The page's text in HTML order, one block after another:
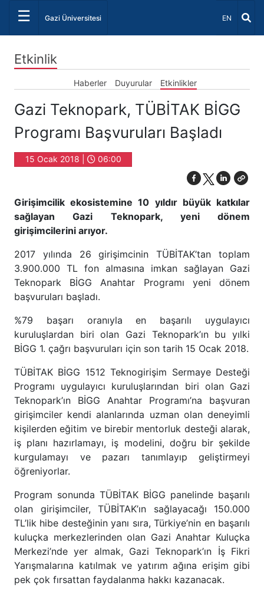
☰ Gazi Üniversitesi Dil Seçiniz
EN
Etkinlik
Haberler Duyurular Etkinlikler
Gazi Teknopark, TÜBİTAK BİGG
Programı Başvuruları Başladı
15 Ocak 2018 | 06:00
Girişimcilik ekosistemine 10 yıldır büyük katkılar
sağlayan Gazi Teknopark, yeni dönem
girişimcilerini arıyor.
2017 yılında 26 girişimcinin TÜBİTAK’tan toplam
3.900.000 TL fon almasına imkan sağlayan Gazi
Teknopark BİGG Anahtar Programı yeni dönem
başvuruları başladı.
%79 başarı oranıyla en başarılı uygulayıcı
kuruluşlardan biri olan Gazi Teknopark’ın bu yılki
BİGG 1. çağrı başvuruları için son tarih 15 Ocak 2018.
TÜBİTAK BİGG 1512 Teknogirişim Sermaye Desteği
Programı uygulayıcı kuruluşlarından biri olan Gazi
Teknopark’ın BİGG Anahtar Programı’na başvuran
girişimciler kendi alanlarında uzman olan deneyimli
kişilerden eğitim ve birebir mentorluk desteği alarak,
iş planı hazırlamayı, iş modelini, doğru bir şekilde
kurgulamayı ve pazarı tanımlayıp geliştirmeyi
öğreniyorlar.
Program sonunda TÜBİTAK BİGG panelinde başarılı
olan girişimciler, TÜBİTAK’ın sağlayacağı 150.000
TL’lik hibe desteğinin yanı sıra, Türkiye’nin en başarılı
kuluçka merkezlerinden olan Gazi Anahtar Kuluçka
Merkezi’nde yer almak, Gazi Teknopark’ın İş Fikri
Yarışmalarına katılmak ve yatırım ağına erişim gibi
pek çok fırsattan faydalanma hakkı kazanacak.